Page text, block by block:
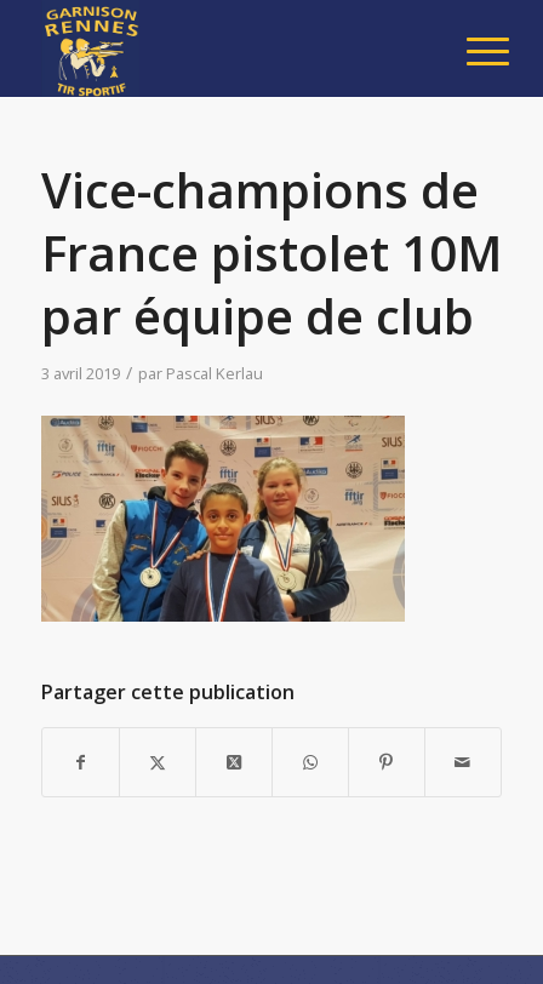
Vice-champions de
France pistolet 10M
par équipe de club
3 avril 2019 / par Pascal Kerlau
Partager cette publication